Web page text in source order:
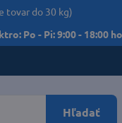
tovar do 30 kg)
Po - Pi: 9:00 - 18:00
Hľadať